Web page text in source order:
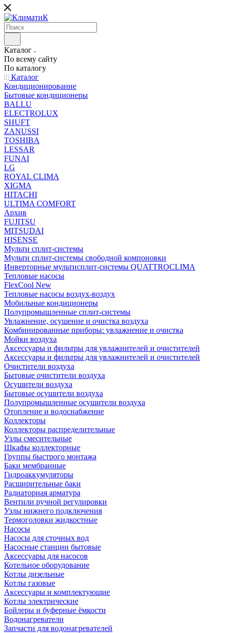
Каталог
По всему сайту
По каталогу
Каталог
Кондиционирование
Бытовые кондиционеры
BALLU
ELECTROLUX
SHUFT
ZANUSSI
TOSHIBA
LESSAR
FUNAI
LG
ROYAL CLIMA
XIGMA
HITACHI
ULTIMA COMFORT
Архив
FUJITSU
MITSUDAI
HISENSE
Мульти сплит-системы
Мульти сплит-системы свободной компоновки
Инверторные мультисплит-системы QUATTROCLIMA
Тепловые насосы
FlexCool New
Тепловые насосы воздух-воздух
Мобильные кондиционеры
Полупромышленные сплит-системы
Увлажнение, осушение и очистка воздуха
Комбинированные приборы: увлажнение и очистка
Мойки воздуха
Аксессуары и фильтры для увлажнителей и очистителей
Аксессуары и фильтры для увлажнителей и очистителей
Очистители воздуха
Бытовые очистители воздуха
Осушители воздуха
Бытовые осушители воздуха
Полупромышленные осушители воздуха
Отопление и водоснабжение
Коллекторы
Коллекторы распределительные
Узлы смесительные
Шкафы коллекторные
Группы быстрого монтажа
Баки мембранные
Гидроаккумуляторы
Расширительные баки
Радиаторная арматура
Вентили ручной регулировки
Узлы нижнего подключения
Термоголовки жидкостные
Насосы
Насосы для сточных вод
Насосные станции бытовые
Аксессуары для насосов
Котельное оборудование
Котлы дизельные
Котлы газовые
Аксессуары и комплектующие
Котлы электрические
Бойлеры и буферные ёмкости
Водонагреватели
Запчасти для водонагревателей